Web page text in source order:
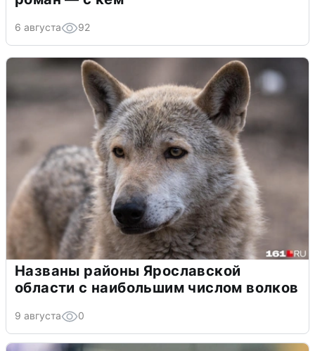
6 августа 92
Названы районы Ярославской
области с наибольшим числом волков
9 августа 0